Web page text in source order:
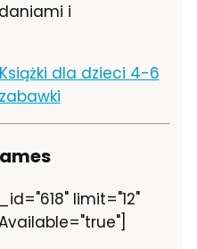
i
Książki dla dzieci 4-6
limit="12"